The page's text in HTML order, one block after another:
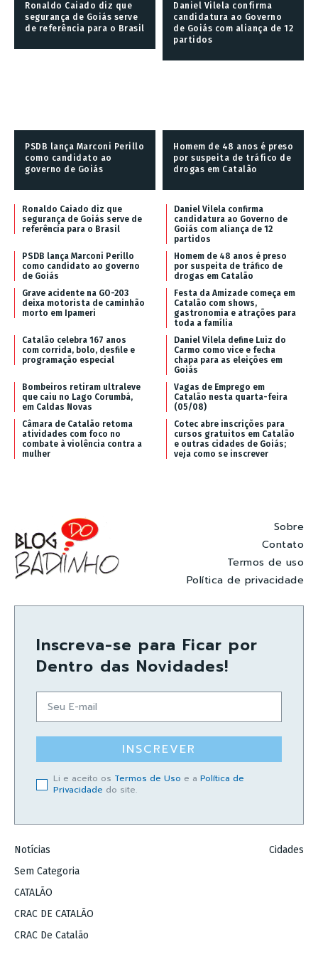
Ronaldo Caiado diz que
segurança de Goiás serve
de referência para o Brasil
Daniel Vilela confirma
candidatura ao Governo
de Goiás com aliança de 12
partidos
PSDB lança Marconi Perillo
como candidato ao
governo de Goiás
Homem de 48 anos é preso
por suspeita de tráfico de
drogas em Catalão
Ronaldo Caiado diz que
segurança de Goiás serve de
referência para o Brasil
Daniel Vilela confirma
candidatura ao Governo de
Goiás com aliança de 12
partidos
PSDB lança Marconi Perillo
como candidato ao governo
de Goiás
Homem de 48 anos é preso
por suspeita de tráfico de
drogas em Catalão
Grave acidente na GO-203
deixa motorista de caminhão
morto em Ipameri
Festa da Amizade começa em
Catalão com shows,
gastronomia e atrações para
toda a família
Catalão celebra 167 anos
com corrida, bolo, desfile e
programação especial
Daniel Vilela define Luiz do
Carmo como vice e fecha
chapa para as eleições em
Goiás
Bombeiros retiram ultraleve
que caiu no Lago Corumbá,
em Caldas Novas
Vagas de Emprego em
Catalão nesta quarta-feira
(05/08)
Câmara de Catalão retoma
atividades com foco no
combate à violência contra a
mulher
Cotec abre inscrições para
cursos gratuitos em Catalão
e outras cidades de Goiás;
veja como se inscrever
Sobre
Contato
Termos de uso
Política de privacidade
Inscreva-se para Ficar por
Dentro das Novidades!
INSCREVER
Li e aceito os Termos de Uso e a Política de
Privacidade do site.
Notícias
Sem Categoria
CATALÃO
CRAC DE CATALÃO
CRAC De Catalão
Cidades